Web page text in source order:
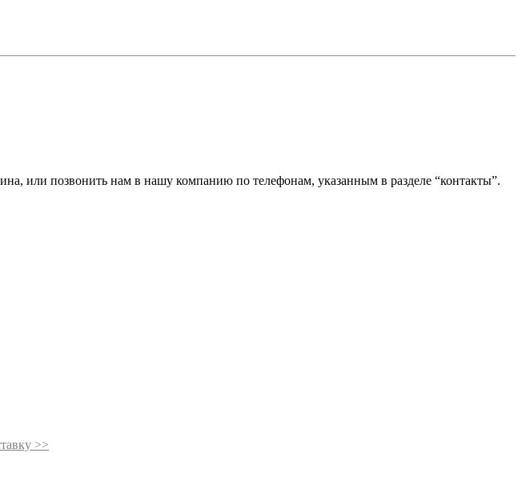
или позвонить нам в нашу компанию по телефонам, указанным в разделе “контакты”.
>>